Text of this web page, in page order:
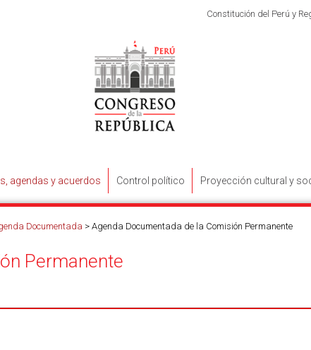
Constitución del Perú y
agendas y acuerdos Control político Proyección cultural y
Documentada > Agenda Documentada de la Comisión Permanente
Permanente